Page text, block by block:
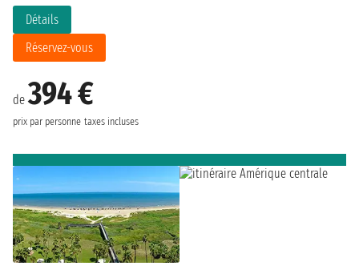
de394 €
prix par personne taxes incluses
Détails
Réservez-vous